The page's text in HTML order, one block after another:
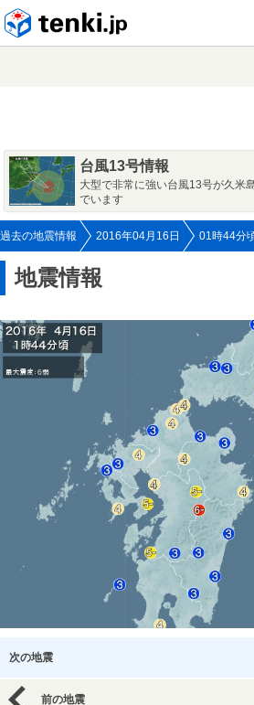
台風13号情報
大型で非常に強い台風13号が久米
でいます
過去の地震情報 2016年04月16日 01時44分
地震情報
次の地震
前の地震